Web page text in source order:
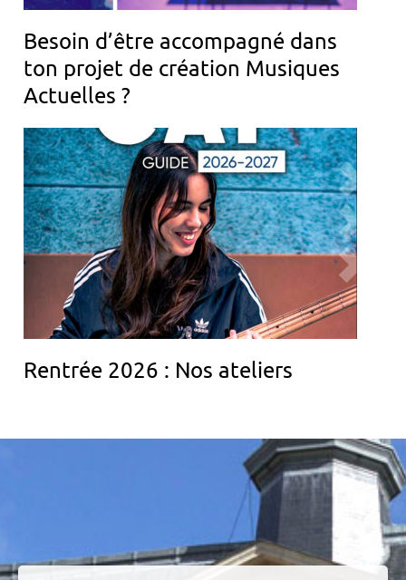
Besoin d’être accompagné dans
ton projet de création Musiques
Actuelles ?
Rentrée 2026 : Nos ateliers